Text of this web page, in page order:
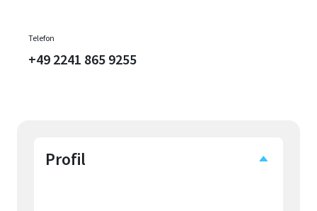
Telefon
+49 2241 865 9255
Profil